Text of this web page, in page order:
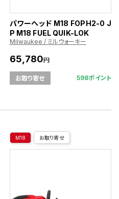
パワーヘッド M18 FOPH2-0 J
P M18 FUEL QUIK-LOK
Milwaukee / ミルウォーキー
65,780円
お取り寄せ 598ポイント
M18 お取り寄せ